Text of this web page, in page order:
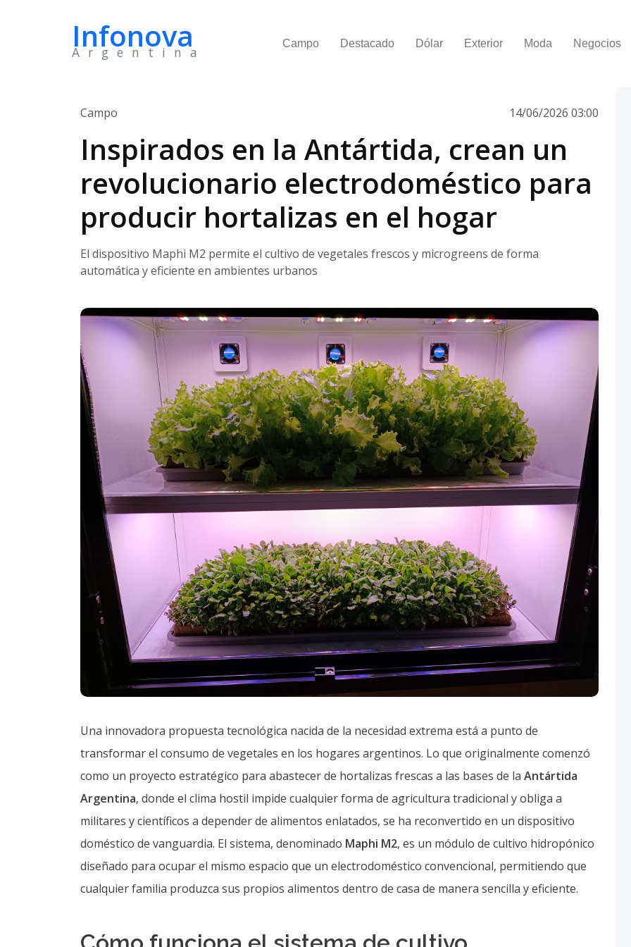
Infonova
Argentina
Campo Destacado Dólar Exterior Moda Negocios
Campo 14/06/2026 03:00
Inspirados en la Antártida, crean un
revolucionario electrodoméstico para
producir hortalizas en el hogar
El dispositivo Maphi M2 permite el cultivo de vegetales frescos y microgreens de forma
automática y eficiente en ambientes urbanos
Una innovadora propuesta tecnológica nacida de la necesidad extrema está a punto de
transformar el consumo de vegetales en los hogares argentinos. Lo que originalmente comenzó
como un proyecto estratégico para abastecer de hortalizas frescas a las bases de la Antártida
Argentina, donde el clima hostil impide cualquier forma de agricultura tradicional y obliga a
militares y científicos a depender de alimentos enlatados, se ha reconvertido en un dispositivo
doméstico de vanguardia. El sistema, denominado Maphi M2, es un módulo de cultivo hidropónico
diseñado para ocupar el mismo espacio que un electrodoméstico convencional, permitiendo que
cualquier familia produzca sus propios alimentos dentro de casa de manera sencilla y eficiente.